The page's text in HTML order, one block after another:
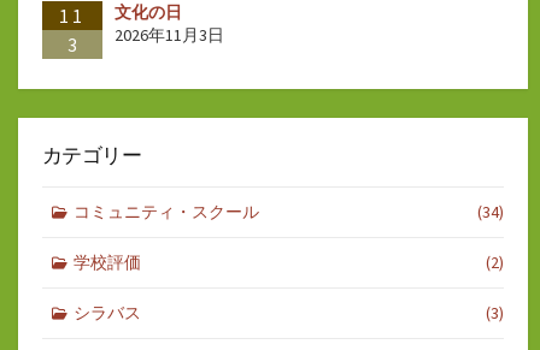
11
3
文化の日
2026年11月3日
カテゴリー
コミュニティ・スクール (34)
学校評価 (2)
シラバス (3)